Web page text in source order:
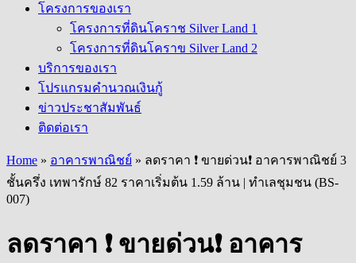
โครงการของเรา
โครงการที่ดินโคราช Silver Land 1
โครงการที่ดินโคราข Silver Land 2
บริการของเรา
โปรแกรมคำนวณเงินกู้
ข่าวประชาสัมพันธ์
ติดต่อเรา
Home » อาคารพาณิชย์ » ลดราคา ❗ ขายด่วน❗ อาคารพาณิชย์ 3
ชั้นครึ่ง เทพารักษ์ 82 ราคาเริ่มต้น 1.59 ล้าน | ทำเลชุมชน (BS-
007)
ลดราคา ❗ ขายด่วน❗ อาคาร